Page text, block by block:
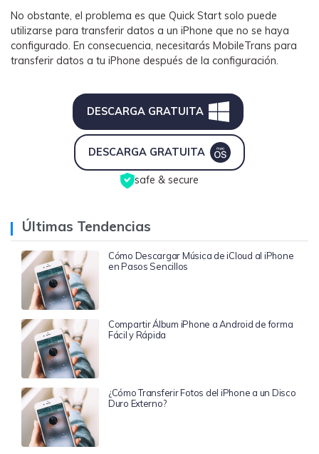
No obstante, el problema es que Quick Start solo puede
utilizarse para transferir datos a un iPhone que no se haya
configurado. En consecuencia, necesitarás MobileTrans para
transferir datos a tu iPhone después de la configuración.
DESCARGA GRATUITA
DESCARGA GRATUITA
safe & secure
Últimas Tendencias
Cómo Descargar Música de iCloud al iPhone
en Pasos Sencillos
Compartir Álbum iPhone a Android de forma
Fácil y Rápida
¿Cómo Transferir Fotos del iPhone a un Disco
Duro Externo?